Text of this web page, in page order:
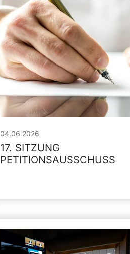
04.06.2026
17. SITZUNG
PETITIONSAUSSCHUSS